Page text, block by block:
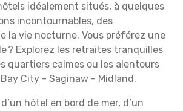
idéalement situés, à quelques
incontournables, des
la vie nocturne. Vous préférez une
? Explorez les retraites tranquilles
quartiers calmes ou les alentours
City - Saginaw - Midland.
hôtel en bord de mer, d’un